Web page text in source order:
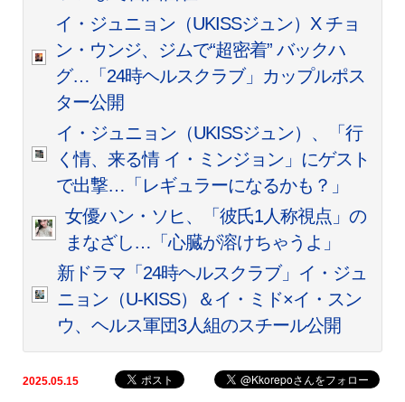
イ・ジュニョン（UKISSジュン）X チョ
ン・ウンジ、ジムで“超密着” バックハ
グ…「24時ヘルスクラブ」カップルポス
ター公開
イ・ジュニョン（UKISSジュン）、「行
く情、来る情 イ・ミンジョン」にゲスト
で出撃…「レギュラーになるかも？」
女優ハン・ソヒ、「彼氏1人称視点」の
まなざし…「心臓が溶けちゃうよ」
新ドラマ「24時ヘルスクラブ」イ・ジュ
ニョン（U-KISS）＆イ・ミド×イ・スン
ウ、ヘルス軍団3人組のスチール公開
2025.05.15